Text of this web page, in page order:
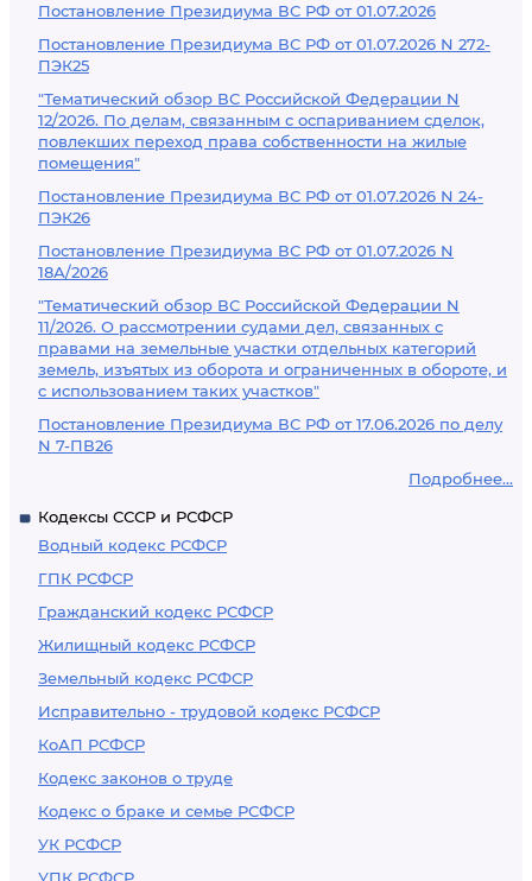
Постановление Президиума ВС РФ от 01.07.2026
Постановление Президиума ВС РФ от 01.07.2026 N 272-
ПЭК25
"Тематический обзор ВС Российской Федерации N
12/2026. По делам, связанным с оспариванием сделок,
повлекших переход права собственности на жилые
помещения"
Постановление Президиума ВС РФ от 01.07.2026 N 24-
ПЭК26
Постановление Президиума ВС РФ от 01.07.2026 N
18А/2026
"Тематический обзор ВС Российской Федерации N
11/2026. О рассмотрении судами дел, связанных с
правами на земельные участки отдельных категорий
земель, изъятых из оборота и ограниченных в обороте, и
с использованием таких участков"
Постановление Президиума ВС РФ от 17.06.2026 по делу
N 7-ПВ26
Подробнее...
Кодексы СССР и РСФСР
Водный кодекс РСФСР
ГПК РСФСР
Гражданский кодекс РСФСР
Жилищный кодекс РСФСР
Земельный кодекс РСФСР
Исправительно - трудовой кодекс РСФСР
КоАП РСФСР
Кодекс законов о труде
Кодекс о браке и семье РСФСР
УК РСФСР